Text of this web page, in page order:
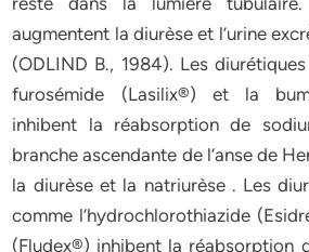
augmentent la diurèse et l’urine
(ODLIND B., 1984). Les
furosémide (Lasilix®) et la
inhibent la réabsorption de
branche ascendante de l’anse de
la diurèse et la natriurèse . Les
comme l’hydrochlorothiazide
(Fludex®) inhibent la réabsorption